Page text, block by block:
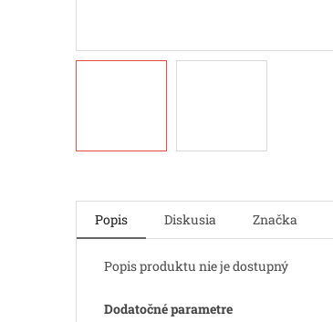
Popis Diskusia Značka
Popis produktu nie je dostupný
Dodatočné parametre